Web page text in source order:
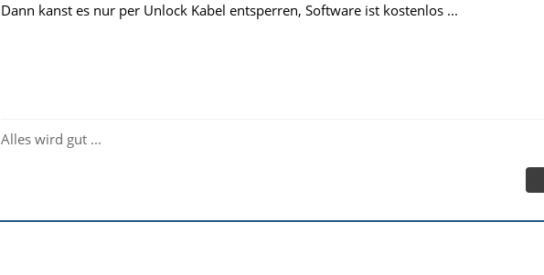
Dann kanst es nur per Unlock Kabel entsperren, Software ist kostenlos ...
Alles wird gut ...